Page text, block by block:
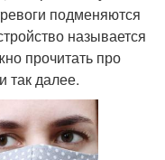
подменяются
называется
прочитать про
так далее.